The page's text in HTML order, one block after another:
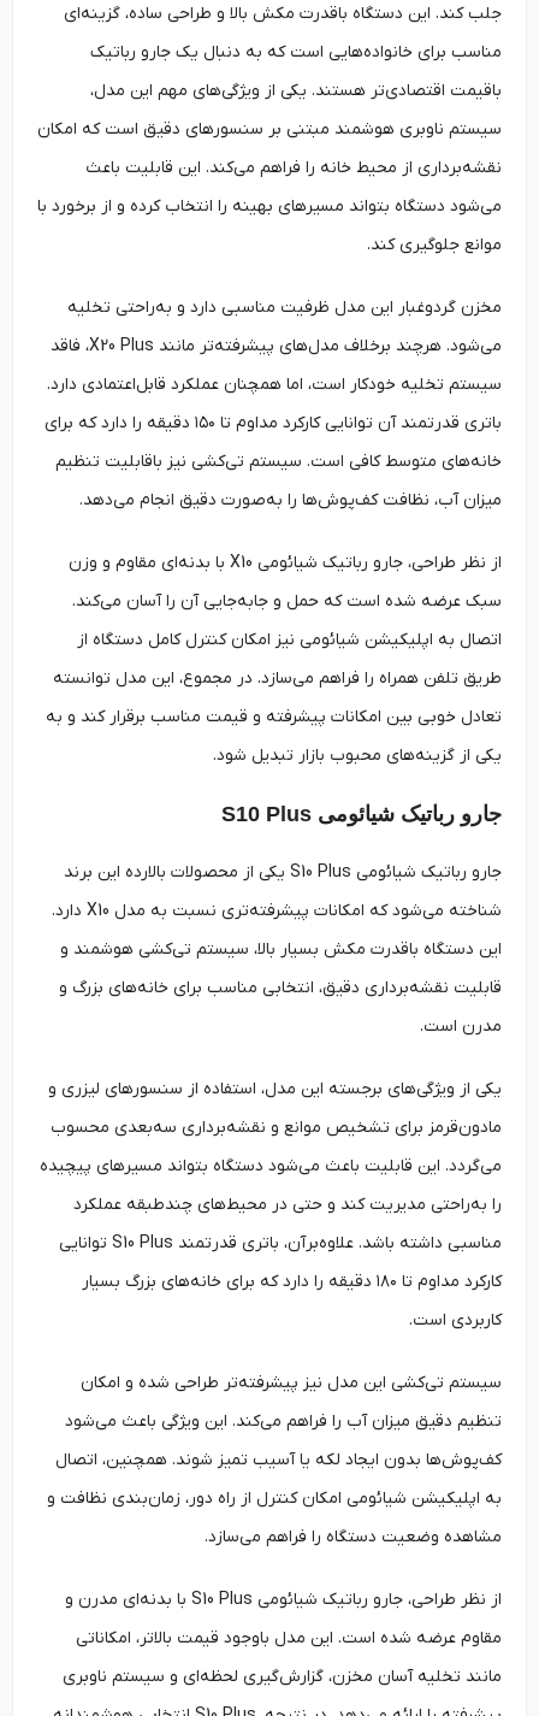
جلب کند. این دستگاه باقدرت مکش بالا و طراحی ساده، گزینه‌ای
مناسب برای خانواده‌هایی است که به دنبال یک جارو رباتیک
باقیمت اقتصادی‌تر هستند. یکی از ویژگی‌های مهم این مدل،
سیستم ناوبری هوشمند مبتنی بر سنسورهای دقیق است که امکان
نقشه‌برداری از محیط خانه را فراهم می‌کند. این قابلیت باعث
می‌شود دستگاه بتواند مسیرهای بهینه را انتخاب کرده و از برخورد با
موانع جلوگیری کند.
مخزن گردوغبار این مدل ظرفیت مناسبی دارد و به‌راحتی تخلیه
می‌شود. هرچند برخلاف مدل‌های پیشرفته‌تر مانند X20 Plus، فاقد
سیستم تخلیه خودکار است، اما همچنان عملکرد قابل‌اعتمادی دارد.
باتری قدرتمند آن توانایی کارکرد مداوم تا ۱۵۰ دقیقه را دارد که برای
خانه‌های متوسط کافی است. سیستم تی‌کشی نیز باقابلیت تنظیم
میزان آب، نظافت کف‌پوش‌ها را به‌صورت دقیق انجام می‌دهد.
از نظر طراحی، جارو رباتیک شیائومی X10 با بدنه‌ای مقاوم و وزن
سبک عرضه شده است که حمل و جابه‌جایی آن را آسان می‌کند.
اتصال به اپلیکیشن شیائومی نیز امکان کنترل کامل دستگاه از
طریق تلفن همراه را فراهم می‌سازد. در مجموع، این مدل توانسته
تعادل خوبی بین امکانات پیشرفته و قیمت مناسب برقرار کند و به
یکی از گزینه‌های محبوب بازار تبدیل شود.
جارو رباتیک شیائومی S10 Plus
جارو رباتیک شیائومی S10 Plus یکی از محصولات بالارده این برند
شناخته می‌شود که امکانات پیشرفته‌تری نسبت به مدل X10 دارد.
این دستگاه باقدرت مکش بسیار بالا، سیستم تی‌کشی هوشمند و
قابلیت نقشه‌برداری دقیق، انتخابی مناسب برای خانه‌های بزرگ و
مدرن است.
یکی از ویژگی‌های برجسته این مدل، استفاده از سنسورهای لیزری و
مادون‌قرمز برای تشخیص موانع و نقشه‌برداری سه‌بعدی محسوب
می‌گردد. این قابلیت باعث می‌شود دستگاه بتواند مسیرهای پیچیده
را به‌راحتی مدیریت کند و حتی در محیط‌های چندطبقه عملکرد
مناسبی داشته باشد. علاوه‌برآن، باتری قدرتمند S10 Plus توانایی
کارکرد مداوم تا ۱۸۰ دقیقه را دارد که برای خانه‌های بزرگ بسیار
کاربردی است.
سیستم تی‌کشی این مدل نیز پیشرفته‌تر طراحی شده و امکان
تنظیم دقیق میزان آب را فراهم می‌کند. این ویژگی باعث می‌شود
کف‌پوش‌ها بدون ایجاد لکه یا آسیب تمیز شوند. همچنین، اتصال
به اپلیکیشن شیائومی امکان کنترل از راه دور، زمان‌بندی نظافت و
مشاهده وضعیت دستگاه را فراهم می‌سازد.
از نظر طراحی، جارو رباتیک شیائومی S10 Plus با بدنه‌ای مدرن و
مقاوم عرضه شده است. این مدل باوجود قیمت بالاتر، امکاناتی
مانند تخلیه آسان مخزن، گزارش‌گیری لحظه‌ای و سیستم ناوبری